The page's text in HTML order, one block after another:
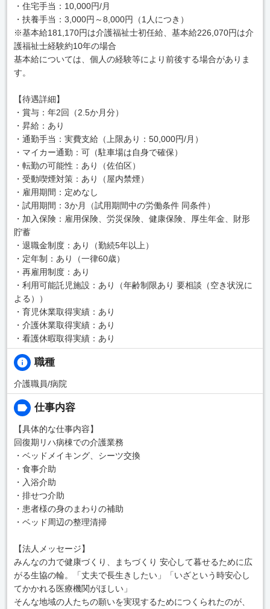
・住宅手当：10,000円/月
・扶養手当：3,000円～8,000円（1人につき）
※基本給181,170円は介護福祉士初任給、基本給226,070円は介
護福祉士経験約10年の場合
基本給については、個人の経験等により前後する場合がありま
す。
【待遇詳細】
・賞与：年2回（2.5か月分）
・昇給：あり
・通勤手当：実費支給（上限あり：50,000円/月）
・マイカー通勤：可（駐車場は自身で確保）
・転勤の可能性：あり（佐伯区）
・受動喫煙対策：あり（屋内禁煙）
・雇用期間：定めなし
・試用期間：3か月（試用期間中の労働条件 同条件）
・加入保険：雇用保険、労災保険、健康保険、厚生年金、財形
貯蓄
・退職金制度：あり（勤続5年以上）
・定年制：あり（一律60歳）
・再雇用制度：あり
・利用可能託児施設：あり（年齢制限あり 要相談（空き状況に
よる））
・育児休業取得実績：あり
・介護休業取得実績：あり
・看護休暇取得実績：あり
職種
介護職員/病院
仕事内容
【具体的な仕事内容】
回復期リハ病棟での介護業務
・ベッドメイキング、シーツ交換
・食事介助
・入浴介助
・排せつ介助
・患者様の身のまわりの補助
・ベッド周辺の整理清掃
【法人メッセージ】
みんなの力で健康づくり、まちづくり 安心して暮せるために広
がる生協の輪。「丈夫で長生きしたい」「いざという時安心し
てかかれる医療機関がほしい」
そんな地域の人たちの願いを実現するためにつくられたのが、